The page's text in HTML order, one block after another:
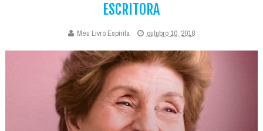
ESCRITORA
Meu Livro Espírita outubro 10, 2018